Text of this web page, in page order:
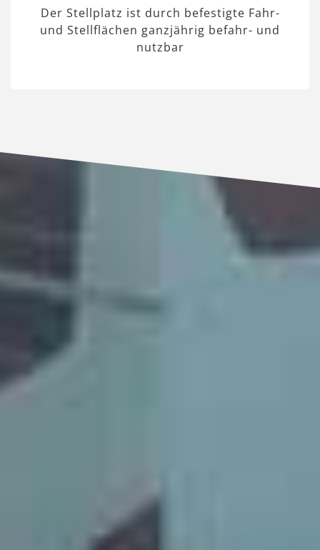
Der Stellplatz ist durch befestigte Fahr-
und Stellflächen ganzjährig befahr- und
nutzbar